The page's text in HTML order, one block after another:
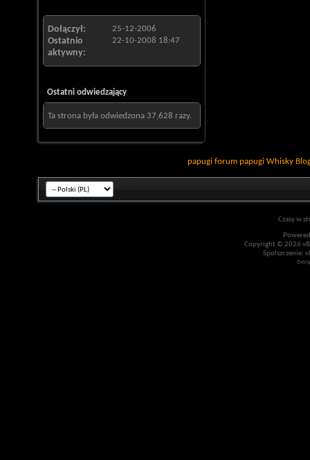
Dołączył 25-12-2006
Ostatnio
aktywny
22-10-2008 18:47
Ostatni odwiedzający
Ta strona była odwiedzona 37,628 razy.
papugi forum papugi Whisky
Czasy w
Copyright © 2026
Spolszczenie: